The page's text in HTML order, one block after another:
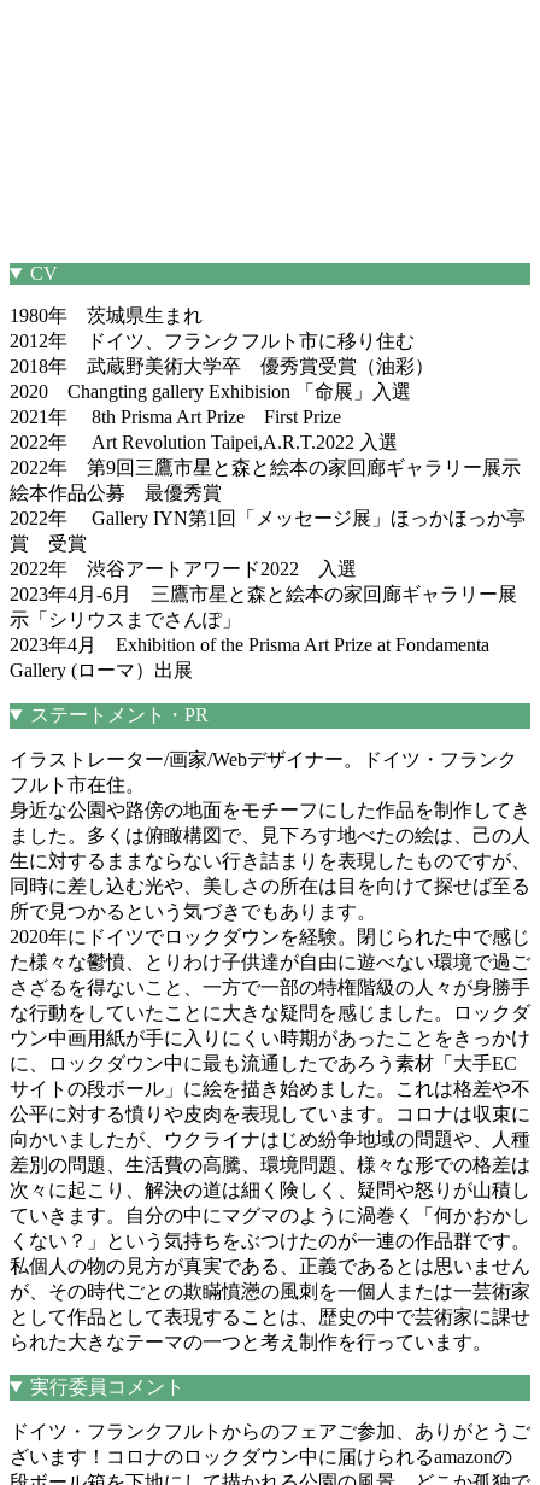
CV
1980年 茨城県生まれ
2012年 ドイツ、フランクフルト市に移り住む
2018年 武蔵野美術大学卒 優秀賞受賞（油彩）
2020 Changting gallery Exhibision 「命展」入選
2021年 8th Prisma Art Prize First Prize
2022年 Art Revolution Taipei,A.R.T.2022 入選
2022年 第9回三鷹市星と森と絵本の家回廊ギャラリー展示
絵本作品公募 最優秀賞
2022年 Gallery IYN第1回「メッセージ展」ほっかほっか亭
賞 受賞
2022年 渋谷アートアワード2022 入選
2023年4月-6月 三鷹市星と森と絵本の家回廊ギャラリー展
示「シリウスまでさんぽ」
2023年4月 Exhibition of the Prisma Art Prize at Fondamenta
Gallery (ローマ）出展
ステートメント・PR
イラストレーター/画家/Webデザイナー。ドイツ・フランク
フルト市在住。
身近な公園や路傍の地面をモチーフにした作品を制作してき
ました。多くは俯瞰構図で、見下ろす地べたの絵は、己の人
生に対するままならない行き詰まりを表現したものですが、
同時に差し込む光や、美しさの所在は目を向けて探せば至る
所で見つかるという気づきでもあります。
2020年にドイツでロックダウンを経験。閉じられた中で感じ
た様々な鬱憤、とりわけ子供達が自由に遊べない環境で過ご
さざるを得ないこと、一方で一部の特権階級の人々が身勝手
な行動をしていたことに大きな疑問を感じました。ロックダ
ウン中画用紙が手に入りにくい時期があったことをきっかけ
に、ロックダウン中に最も流通したであろう素材「大手EC
サイトの段ボール」に絵を描き始めました。これは格差や不
公平に対する憤りや皮肉を表現しています。コロナは収束に
向かいましたが、ウクライナはじめ紛争地域の問題や、人種
差別の問題、生活費の高騰、環境問題、様々な形での格差は
次々に起こり、解決の道は細く険しく、疑問や怒りが山積し
ていきます。自分の中にマグマのように渦巻く「何かおかし
くない？」という気持ちをぶつけたのが一連の作品群です。
私個人の物の見方が真実である、正義であるとは思いません
が、その時代ごとの欺瞞憤懣の風刺を一個人または一芸術家
として作品として表現することは、歴史の中で芸術家に課せ
られた大きなテーマの一つと考え制作を行っています。
実行委員コメント
ドイツ・フランクフルトからのフェアご参加、ありがとうご
ざいます！コロナのロックダウン中に届けられるamazonの